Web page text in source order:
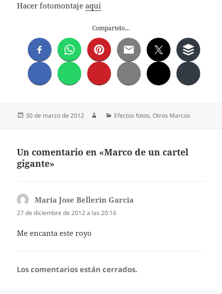
Hacer fotomontajeaqui
Compartelo…
Publicado
30 de marzo de 2012 Autor Categorías
Efectos fotos,Otros Marcos
Un comentario en «Marco de un cartel
gigante»
Maria Jose Bellerin Garcia
27 de diciembre de 2012 a las 20:16
Me encanta este royo
Los comentarios están cerrados.